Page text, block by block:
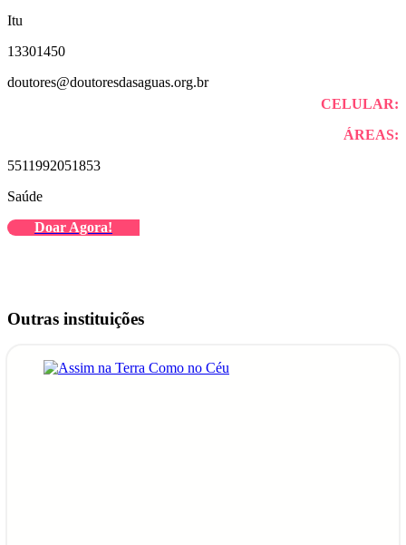
Itu
13301450
doutores@doutoresdasaguas.org.br
CELULAR:
ÁREAS:
5511992051853
Saúde
Doar Agora!
Outras instituições